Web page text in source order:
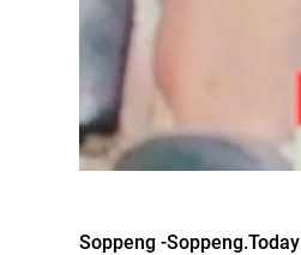
Soppeng -Soppeng.Today